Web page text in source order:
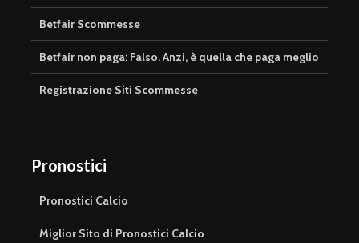
Betfair Scommesse
Betfair non paga: Falso. Anzi, è quella che paga meglio
Registrazione Siti Scommesse
Pronostici
Pronostici Calcio
Miglior Sito di Pronostici Calcio